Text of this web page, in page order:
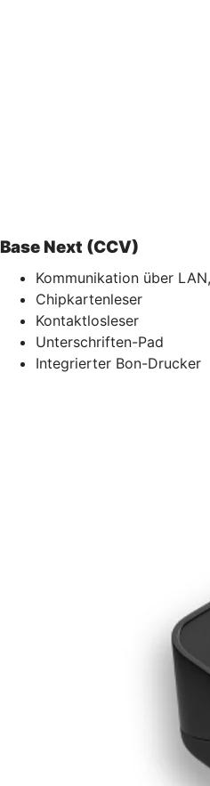
Base Next (CCV)
Kommunikation über
Chipkartenleser
Kontaktlosleser
Unterschriften-Pad
Integrierter Bon-Drucker